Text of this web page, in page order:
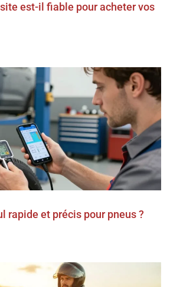
est-il fiable pour acheter vos
rapide et précis pour pneus ?